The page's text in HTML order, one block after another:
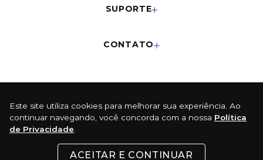
Este site utiliza cookies para melhorar sua experiência. Ao
continuar navegando, você concorda com a nossa Política
de Privacidade
ACEITAR E CONTINUAR
SUPORTE
CONTATO
Cartões